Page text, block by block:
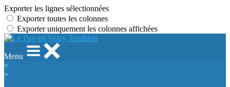
Exporter les lignes sélectionnées
Exporter toutes les colonnes
Exporter uniquement les colonnes affichées
Menu
<
>